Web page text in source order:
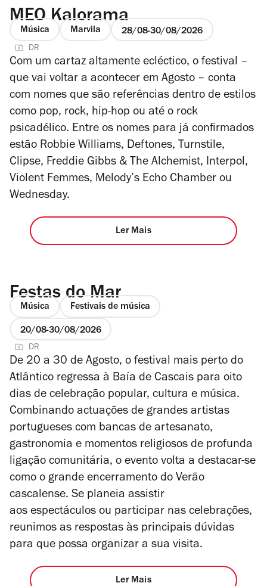
MEO Kalorama
Música Marvila 28/08 30/08/2026
DR
Com um cartaz altamente ecléctico, o festival –
que vai voltar a acontecer em Agosto – conta
com nomes que são referências dentro de estilos
como pop, rock, hip-hop ou até o rock
psicadélico. Entre os nomes para já confirmados
estão Robbie Williams, Deftones, Turnstile,
Clipse, Freddie Gibbs & The Alchemist, Interpol,
Violent Femmes, Melody’s Echo Chamber ou
Wednesday.
Ler Mais
Festas do Mar
Música Festivais de música
20/08 30/08/2026
DR
De 20 a 30 de Agosto, o festival mais perto do
Atlântico regressa à Baía de Cascais para oito
dias de celebração popular, cultura e música.
Combinando actuações de grandes artistas
portugueses com bancas de artesanato,
gastronomia e momentos religiosos de profunda
ligação comunitária, o evento volta a destacar-se
como o grande encerramento do Verão
cascalense. Se planeia assistir
aos espectáculos ou participar nas celebrações,
reunimos as respostas às principais dúvidas
para que possa organizar a sua visita.
Ler Mais